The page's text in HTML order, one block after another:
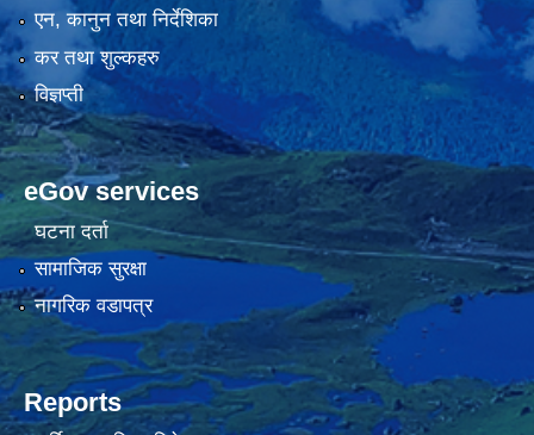
एन, कानुन तथा निर्देशिका
कर तथा शुल्कहरु
विज्ञप्ती
eGov services
घटना दर्ता
सामाजिक सुरक्षा
नागरिक वडापत्र
Reports